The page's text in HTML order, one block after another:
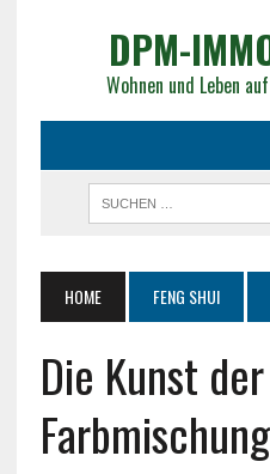
DPM-
Wohnen und Leben
HOME FENG SHUI
Die Kunst der